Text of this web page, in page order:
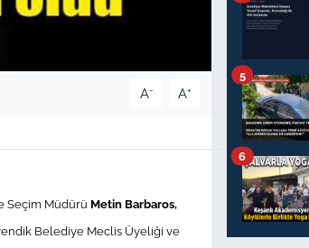
A- A+
Seçim Müdürü Metin Barbaros,
Belediye Meclis Üyeliği ve
5
6